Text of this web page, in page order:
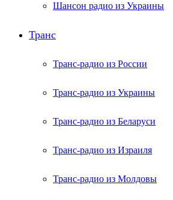
Шансон радио из Украины
Транс
Транс-радио из России
Транс-радио из Украины
Транс-радио из Беларуси
Транс-радио из Израиля
Транс-радио из Молдовы